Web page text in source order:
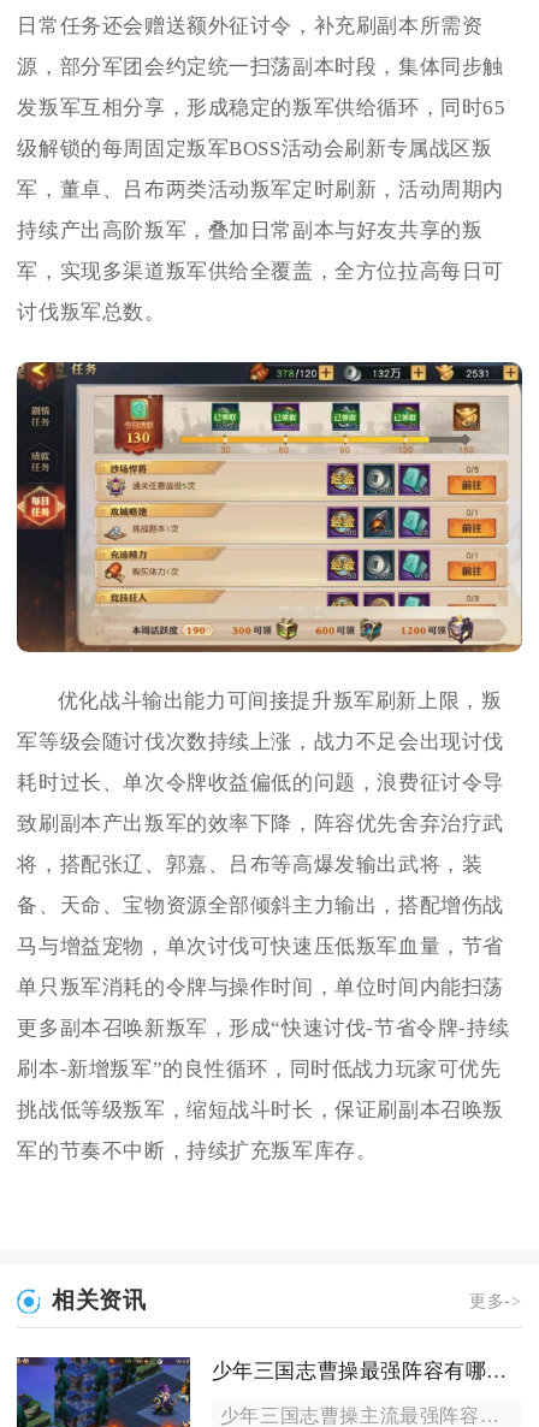
日常任务还会赠送额外征讨令，补充刷副本所需资
源，部分军团会约定统一扫荡副本时段，集体同步触
发叛军互相分享，形成稳定的叛军供给循环，同时65
级解锁的每周固定叛军BOSS活动会刷新专属战区叛
军，董卓、吕布两类活动叛军定时刷新，活动周期内
持续产出高阶叛军，叠加日常副本与好友共享的叛
军，实现多渠道叛军供给全覆盖，全方位拉高每日可
讨伐叛军总数。
优化战斗输出能力可间接提升叛军刷新上限，叛
军等级会随讨伐次数持续上涨，战力不足会出现讨伐
耗时过长、单次令牌收益偏低的问题，浪费征讨令导
致刷副本产出叛军的效率下降，阵容优先舍弃治疗武
将，搭配张辽、郭嘉、吕布等高爆发输出武将，装
备、天命、宝物资源全部倾斜主力输出，搭配增伤战
马与增益宠物，单次讨伐可快速压低叛军血量，节省
单只叛军消耗的令牌与操作时间，单位时间内能扫荡
更多副本召唤新叛军，形成“快速讨伐-节省令牌-持续
刷本-新增叛军”的良性循环，同时低战力玩家可优先
挑战低等级叛军，缩短战斗时长，保证刷副本召唤叛
军的节奏不中断，持续扩充叛军库存。
相关资讯 更多->
少年三国志曹操最强阵容有哪些武将
少年三国志曹操主流最强阵容分为三套成型搭配，核心武将分别为控...